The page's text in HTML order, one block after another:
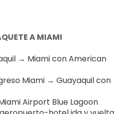
A MIAMI
→ Miami con American
Miami → Guayaquil con
Airport Blue Lagoon